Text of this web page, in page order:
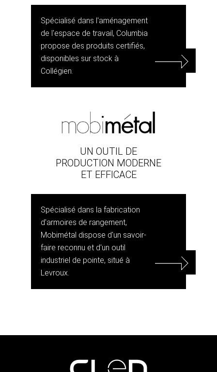
Spécialisé dans l'aménagement
de l'espace de travail, Columbia
propose des produits certifiés,
disponibles sur stock à
Collégien.
UN OUTIL DE
PRODUCTION MODERNE
ET EFFICACE
Spécialisé dans la fabrication
d'armoires de rangement,
Mobimétal dispose d'un savoir-
faire reconnu et d'un outil
industriel de pointe, situé à
Levroux.